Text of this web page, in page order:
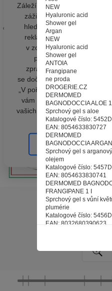
NEW
Hyaluronic acid
Shower gel
Argan
NEW
Hyaluronic acid
Shower gel
ANTOIA
Frangipane
ne proda
DROGERIE.CZ
DERMOMED
BAGNODOCCIA ALOE 1 I
Sprchový gel s aloe
Katalogové číslo:
EAN: 8054633830727
DERMOMED
BAGNODOCCIA ARGAN
Sprchový gel s
olejem
Katalogové číslo:
EAN: 8054633830741
DERMOMED
FRANGIPANE 1 I
Sprchový gel s vůní
plumérie
Katalogové číslo:
EAN: 8032680390623
Pelle profumata
Záleží nám na tom, aby pro
zážitkem. Abyste na
hledáte, ušetřili spoustu
reklamy na věci, které vás
v zobrazení na které jste
přihlašovat. Proto od
zpracováním souborů
se dočasně ukládají ve
„V pořádku“ souhlasíte s
vám poskytovali
vašich údajů. Svůj souhlas
zpracování
Spravovat cookies